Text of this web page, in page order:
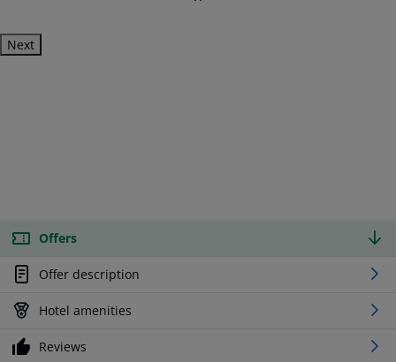
Next
Offers
Offer description
Hotel amenities
Reviews